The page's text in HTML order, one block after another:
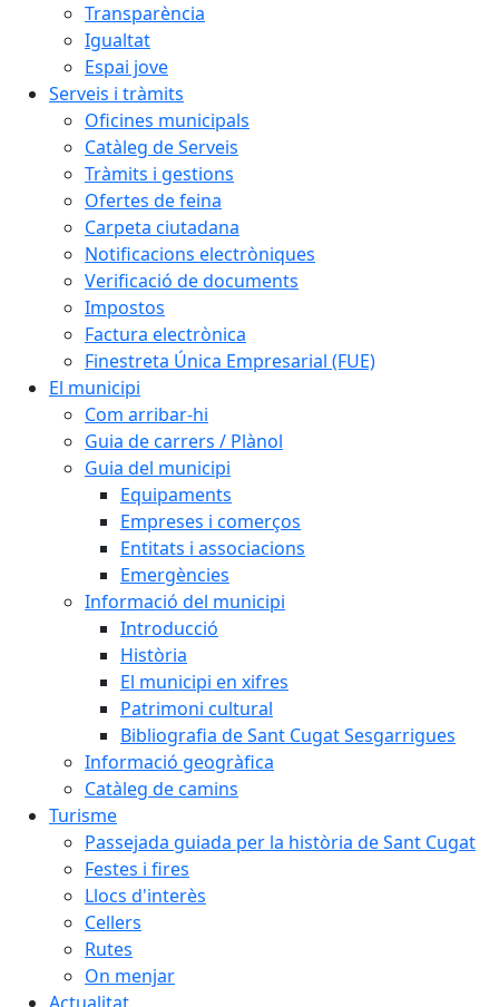
Transparència
Igualtat
Espai jove
Serveis i tràmits
Oficines municipals
Catàleg de Serveis
Tràmits i gestions
Ofertes de feina
Carpeta ciutadana
Notificacions electròniques
Verificació de documents
Impostos
Factura electrònica
Finestreta Única Empresarial (FUE)
El municipi
Com arribar-hi
Guia de carrers / Plànol
Guia del municipi
Equipaments
Empreses i comerços
Entitats i associacions
Emergències
Informació del municipi
Introducció
Història
El municipi en xifres
Patrimoni cultural
Bibliografia de Sant Cugat Sesgarrigues
Informació geogràfica
Catàleg de camins
Turisme
Passejada guiada per la història de Sant Cugat
Festes i fires
Llocs d'interès
Cellers
Rutes
On menjar